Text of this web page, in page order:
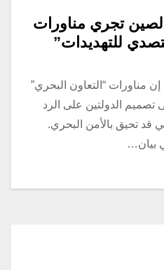
تجري مناورات
للتهديدات”
إن مناورات “التعاون البحري”
تصميم الدولتين على الرد
قد تحيق بالأمن البحري.
بيان…